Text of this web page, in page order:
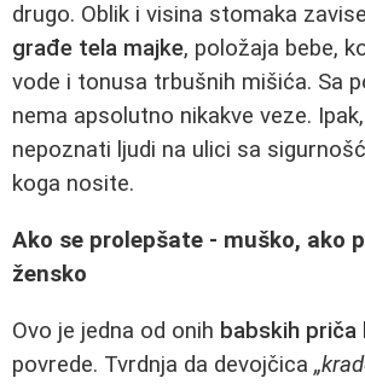
drugo. Oblik i visina stomaka
građe tela majke, položaja bebe,
vode i tonusa trbušnih mišića. Sa
nema apsolutno nikakve veze.
nepoznati ljudi na ulici sa
koga nosite.
Ako se prolepšate - muško, ako
žensko
Ovo je jedna od onih babskih priča
povrede. Tvrdnja da devojčica